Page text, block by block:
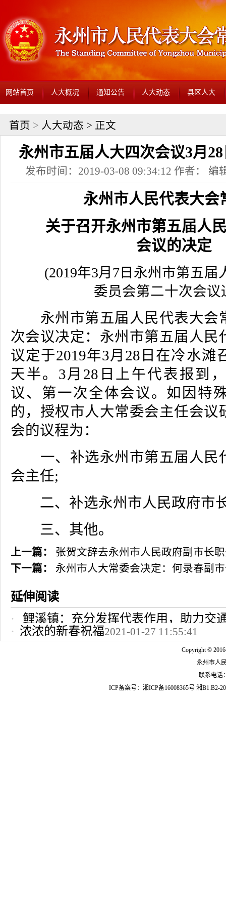
网站首页 人大概况 通知公告 人大动态 县区人大
首页 > 人大动态 > 正文
永州市五届人大四次会议3月
发布时间：2019-03-08 09:34:12 作者： 编
永州市人民代表大会
关于召开永州市第五届人民
会议的决定
(2019年3月7日永州市第五届
委员会第二十次会议
永州市第五届人民代表大会
次会议决定：永州市第五届人民
议定于2019年3月28日在冷水滩
天半。3月28日上午代表报到
议、第一次全体会议。如因特
的，授权市人大常委会主任会议
会的议程为：
一、补选永州市第五届人民
会主任;
二、补选永州市人民政府市
三、其他。
上一篇：
张贺文辞去永州市人民政府副市长
下一篇：
永州市人大常委会决定：何录春副
延伸阅读
鲤溪镇：充分发挥代表作用，助力交
2022-10-24 12:09:37
浓浓的新春祝福2021-01-27 11:55:41
Copyright ©
永州市人
联系电话
ICP备案号： 湘ICP备16008365号 湘B1.B2-